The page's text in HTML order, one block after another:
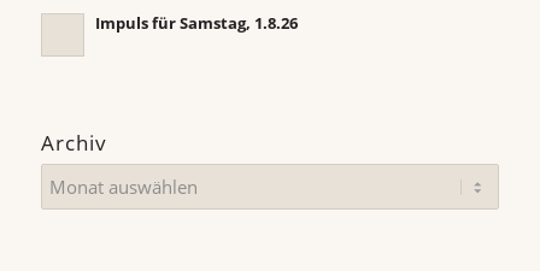
Impuls für Samstag, 1.8.26
Archiv